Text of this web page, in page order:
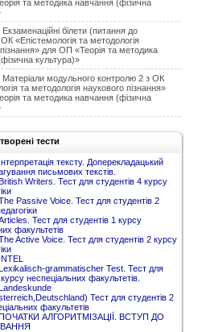
та методика навчання (фізична
білети (питання до
«Епістемологія та методологія
для ОП «Теорія та методика
культура)»
Матеріали модульного контролю 2 з ОК
та методологія наукового пізнання»
та методика навчання (фізична
тести
тексту. Доперекладацький
письмових текстів.
Writers. Тест для студентів 4 курсу
Passive Voice. Тест для студентів 2
Тест для студентів 1 курсу
факультетів
Active Voice. Тест для студентів 2 курсу
grammatischer Test. Тест для
неспеціальних факультетів.
Тест для студентів 2
факультетів
ПОЧАТКИ АЛГОРИТМІЗАЦІЇ. ВСТУП ДО